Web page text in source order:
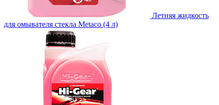
Летняя жидкость
для омывателя стекла Metaco (4 л)